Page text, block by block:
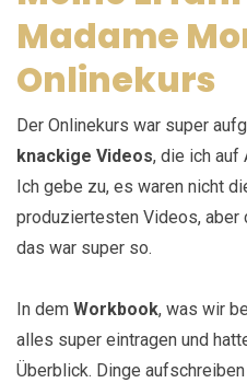
Madame
Onlinekurs
Der Onlinekurs war super
knackige Videos, die ich auf
Ich gebe zu, es waren nicht
produziertesten Videos, aber
das war super so.
In dem Workbook, was wir
alles super eintragen und
Überblick. Dinge